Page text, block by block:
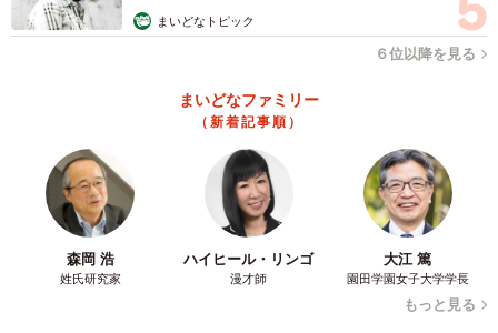
まいどなトピック
６位以降を見る
まいどなファミリー
（新着記事順）
森岡 浩
姓氏研究家
ハイヒール・リンゴ
漫才師
大江 篤
園田学園女子大学学長
もっと見る